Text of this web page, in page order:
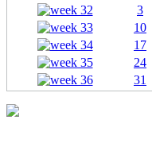
3
10
17
24
31